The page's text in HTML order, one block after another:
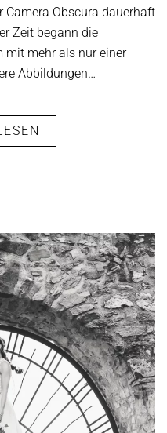
Obscura dauerhaft
Zeit begann die
mit mehr als nur einer
Abbildungen…